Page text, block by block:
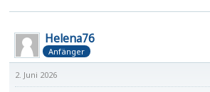
Helena76
Anfänger
2. Juni 2026